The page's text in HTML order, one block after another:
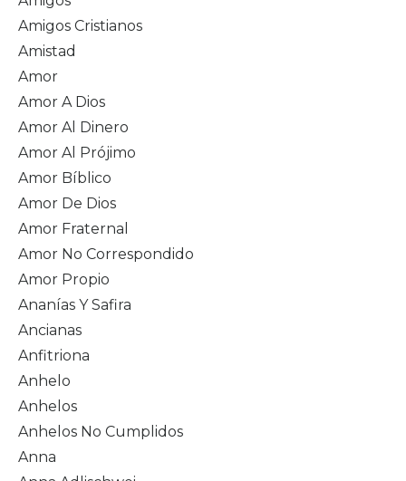
Amigos Cristianos
Amistad
Amor
Amor A Dios
Amor Al Dinero
Amor Al Prójimo
Amor Bíblico
Amor De Dios
Amor Fraternal
Amor No Correspondido
Amor Propio
Ananías Y Safira
Ancianas
Anfitriona
Anhelo
Anhelos
Anhelos No Cumplidos
Anna